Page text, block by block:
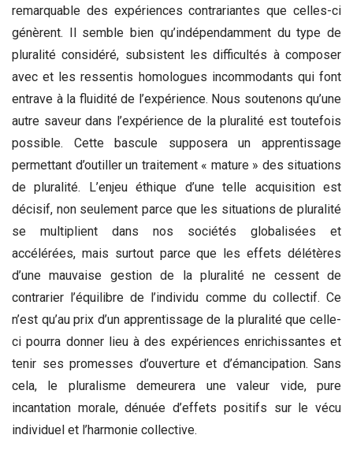
remarquable des expériences contrariantes que celles-ci
génèrent. Il semble bien qu’indépendamment du type de
pluralité considéré, subsistent les difficultés à composer
avec et les ressentis homologues incommodants qui font
entrave à la fluidité de l’expérience. Nous soutenons qu’une
autre saveur dans l’expérience de la pluralité est toutefois
possible. Cette bascule supposera un apprentissage
permettant d’outiller un traitement « mature » des situations
de pluralité. L’enjeu éthique d’une telle acquisition est
décisif, non seulement parce que les situations de pluralité
se multiplient dans nos sociétés globalisées et
accélérées, mais surtout parce que les effets délétères
d’une mauvaise gestion de la pluralité ne cessent de
contrarier l’équilibre de l’individu comme du collectif. Ce
n’est qu’au prix d’un apprentissage de la pluralité que celle-
ci pourra donner lieu à des expériences enrichissantes et
tenir ses promesses d’ouverture et d’émancipation. Sans
cela, le pluralisme demeurera une valeur vide, pure
incantation morale, dénuée d’effets positifs sur le vécu
individuel et l’harmonie collective.